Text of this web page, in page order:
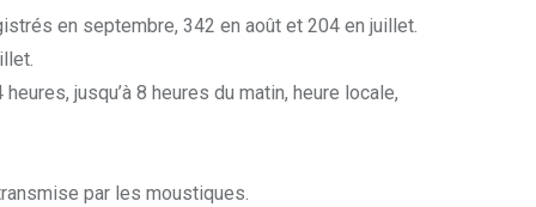
en septembre, 342 en août et 204 en juillet.
jusqu’à 8 heures du matin, heure locale,
par les moustiques.